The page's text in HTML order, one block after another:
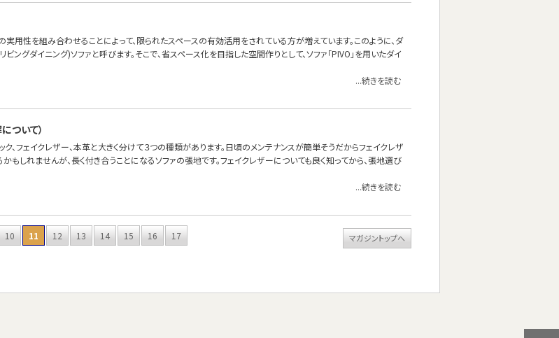
実用性を組み合わせることによって、限られたスペースの有効活用をされている方が増えています。このように、ダ
ングダイニング)ソファと呼びます。そこで、省スペース化を目指した空間作りとして、ソファ「PIVO」を用いたダイ
...続きを読む
ついて）
ク、フェイクレザー、本革と大きく分けて３つの種類があります。日頃のメンテナンスが簡単そうだからフェイクレザ
もしれませんが、長く付き合うことになるソファの張地です。フェイクレザーについても良く知ってから、張地選び
...続きを読む
10 11 12 13 14 15 16
17
マガジントップへ